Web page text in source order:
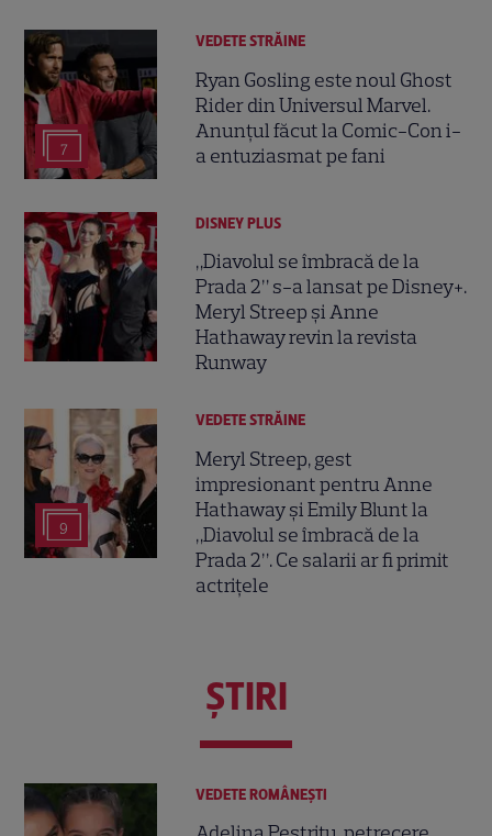
7
VEDETE STRĂINE
Ryan Gosling este noul Ghost
Rider din Universul Marvel.
Anunțul făcut la Comic-Con i-
a entuziasmat pe fani
DISNEY PLUS
„Diavolul se îmbracă de la
Prada 2” s-a lansat pe Disney+.
Meryl Streep și Anne
Hathaway revin la revista
Runway
9
VEDETE STRĂINE
Meryl Streep, gest
impresionant pentru Anne
Hathaway și Emily Blunt la
„Diavolul se îmbracă de la
Prada 2”. Ce salarii ar fi primit
actrițele
ŞTIRI
VEDETE ROMÂNEŞTI